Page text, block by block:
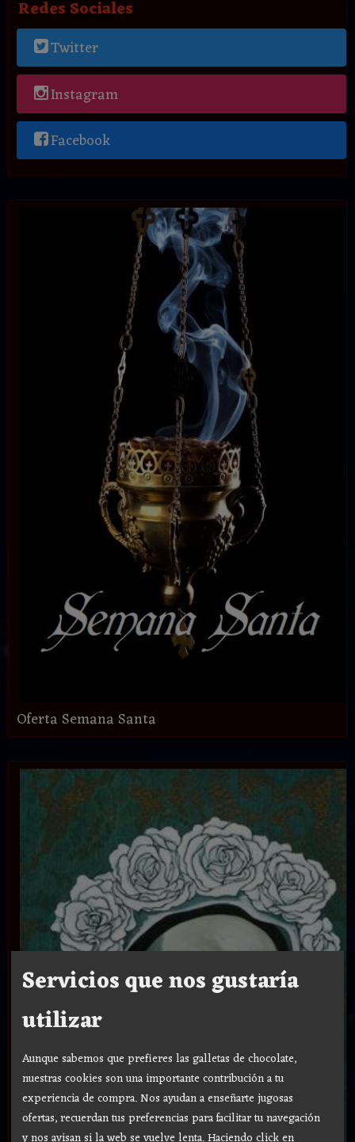
Redes Sociales
Twitter
Instagram
Facebook
Oferta Semana Santa
Servicios que nos gustaría
utilizar
Aunque sabemos que prefieres las galletas de chocolate,
nuestras cookies son una importante contribución a tu
experiencia de compra. Nos ayudan a enseñarte jugosas
ofertas, recuerdan tus preferencias para facilitar tu navegación